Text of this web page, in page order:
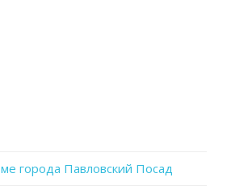
города Павловский Посад